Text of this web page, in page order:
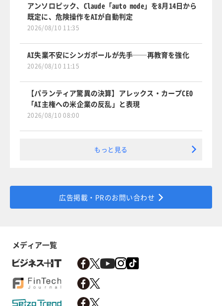
アンソロピック、Claude「auto mode」を8月14日から
既定に、危険操作をAIが自動判定
2026/08/10 11:35
AI失業不安にシンガポールが先手──再教育を強化
2026/08/10 11:15
【パランティア驚異の決算】アレックス・カープCEO
「AI主権への米企業の反乱」と表現
2026/08/10 08:00
もっと見る
広告掲載・PRのお問い合わせ
メディア一覧